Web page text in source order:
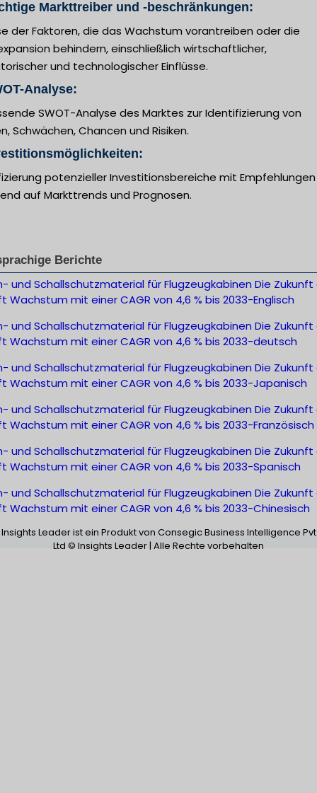
Markttreiber und -beschränkungen:
der Faktoren, die das Wachstum vorantreiben oder die
behindern, einschließlich wirtschaftlicher,
und technologischer Einflüsse.
Analyse:
SWOT-Analyse des Marktes zur Identifizierung von
Schwächen, Chancen und Risiken.
potenzieller Investitionsbereiche mit Empfehlungen
auf Markttrends und Prognosen.
Berichte
und Schallschutzmaterial für Flugzeugkabinen Die Zukunft
Wachstum mit einer CAGR von 4,6 % bis 2033-Englisch
und Schallschutzmaterial für Flugzeugkabinen Die Zukunft
Wachstum mit einer CAGR von 4,6 % bis 2033-deutsch
und Schallschutzmaterial für Flugzeugkabinen Die Zukunft
Wachstum mit einer CAGR von 4,6 % bis 2033-Japanisch
und Schallschutzmaterial für Flugzeugkabinen Die Zukunft
Wachstum mit einer CAGR von 4,6 % bis 2033-Französisch
und Schallschutzmaterial für Flugzeugkabinen Die Zukunft
Wachstum mit einer CAGR von 4,6 % bis 2033-Spanisch
und Schallschutzmaterial für Flugzeugkabinen Die Zukunft
Wachstum mit einer CAGR von 4,6 % bis 2033-Chinesisch
Insights Leader ist ein Produkt von Consegic Business Intelligence Pvt
Ltd © Insights Leader | Alle Rechte vorbehalten